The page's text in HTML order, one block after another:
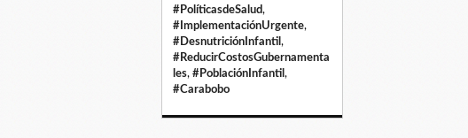
#PolíticasdeSalud,
#ImplementaciónUrgente,
#DesnutriciónInfantil ,
#ReducirCostosGubernamenta
les, #PoblaciónInfantil ,
#Carabobo